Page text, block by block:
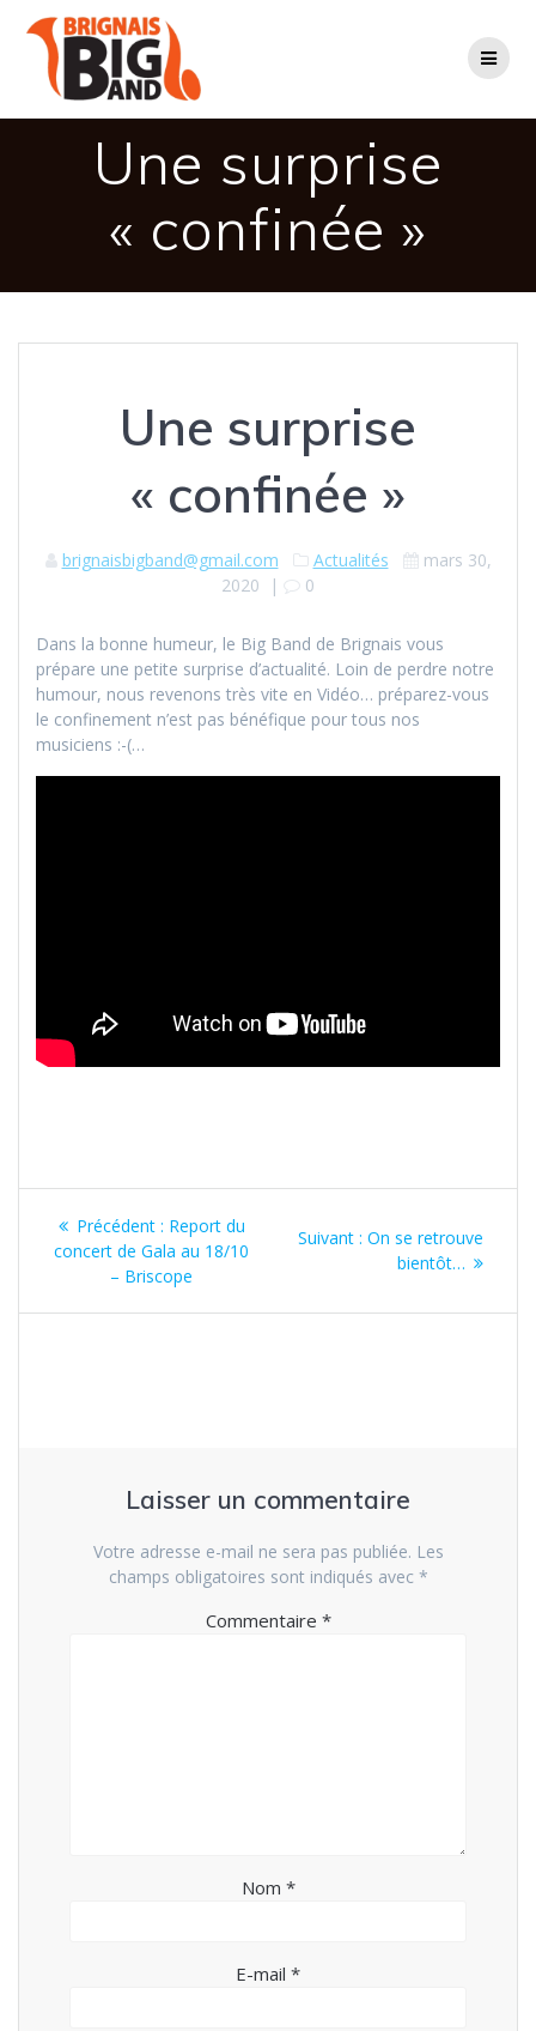
Une surprise
« confinée »
Une surprise
« confinée »
brignaisbigband@gmail.com Actualités
mars 30,
2020 | 0
Dans la bonne humeur, le Big Band de Brignais vous
prépare une petite surprise d’actualité. Loin de perdre notre
humour, nous revenons très vite en Vidéo… préparez-vous
le confinement n’est pas bénéfique pour tous nos
musiciens :-(…
Navigation
de
l’article
Précédent : Article
précédent
:
Report du
concert de Gala au 18/10
– Briscope
Suivant : Article
suivant
On se retrouve
bientôt…
Laisser un commentaire
Votre adresse e-mail ne sera pas publiée. Les
champs obligatoires sont indiqués avec *
Commentaire *
Nom *
E-mail *